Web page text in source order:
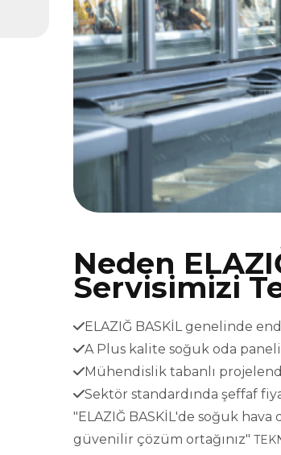
Neden
Servisimizi
ELAZIĞ BASKİL genelinde
A Plus kalite soğuk oda
Mühendislik tabanlı
Sektör standardında şeffaf
"ELAZIĞ BASKİL'de soğuk
güvenilir çözüm ortağınız"